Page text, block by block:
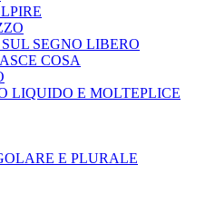
SEGNO LIBERO
COSA
LIQUIDO E MOLTEPLICE
E PLURALE